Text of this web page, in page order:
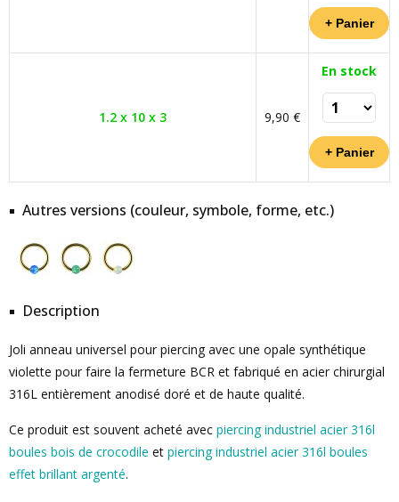
1.2 x 10 x 3 9,90 €
En stock
Autres versions (couleur, symbole, forme, etc.)
Description
Joli anneau universel pour piercing avec une opale synthétique
violette pour faire la fermeture BCR et fabriqué en acier chirurgial
316L entièrement anodisé doré et de haute qualité.
Ce produit est souvent acheté avec piercing industriel acier 316l
boules bois de crocodile et piercing industriel acier 316l boules
effet brillant argenté.